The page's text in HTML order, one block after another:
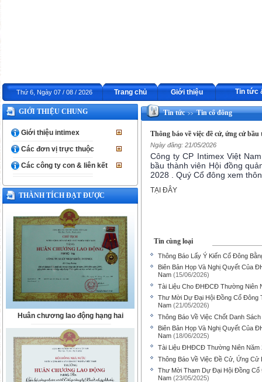
Thứ 6, Ngày 07 / 08 / 2026 Trang chủ Giới thiệu Tin tức
GIỚI THIỆU CHUNG
Giới thiệu intimex
Các đơn vị trực thuộc
Các công ty con & liên kết
THÀNH TÍCH ĐẠT ĐƯỢC
Huân chương lao động hạng hai
Tin tức>>Tin cổ đông
Thông báo về việc đề cử, ứng cử
Ngày đăng: 21/05/2026
Công ty CP Intimex Việt
bầu thành viên Hội đồng
2028 . Quý Cổ đông xem
TẠI ĐÂY
Tin cùng loại
Thông Báo Lấy Ý Kiến Cổ Đông
Biên Bản Họp Và Nghị Quyết Của
Nam (15/06/2026)
Tài Liệu Cho ĐHĐCĐ Thường Niên
Thư Mời Dự Đại Hội Đồng Cổ Đông
Nam (21/05/2026)
Thông Báo Về Việc Chốt Danh
Biên Bản Họp Và Nghị Quyết Của
Nam (18/06/2025)
Tài Liệu ĐHĐCĐ Thường Niên Năm
Thông Báo Về Việc Đề Cử, Ứng Cử
Thư Mời Tham Dự Đại Hội Đồng Cổ
Nam (23/05/2025)